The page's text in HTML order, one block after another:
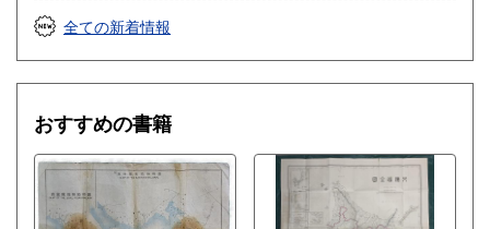
全ての新着情報
おすすめの書籍